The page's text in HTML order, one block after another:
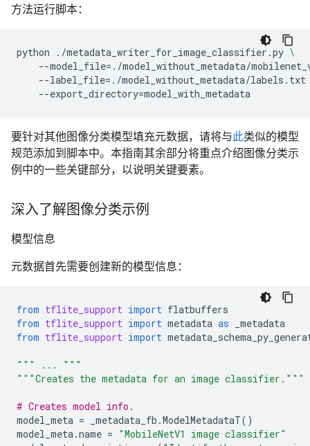
方法运行脚本：
python ./metadata_writer_for_image_classifier.py \
--model_file= ./model_without_metadata/
--label_file= ./model_without_metadata/labels.txt
--export_directory=
要针对其他图像分类模型填充元数据，请将与此类似的模型
规范添加到脚本中。本指南其余部分将重点介绍图像分类示
例中的一些关键部分，以说明关键要素。
深入了解图像分类示例
模型信息
元数据首先需要创建新的模型信息：
from tflite_support import flatbuffers
from tflite_support import metadata as
_metadata
from tflite_support import
""" ... """
"""Creates the metadata for an image classifier."""
# Creates model info.
model_meta = _metadata_fb .ModelMetadataT()
model_meta.name = "MobileNetV1 image classifier"